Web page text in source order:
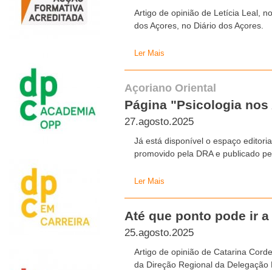
Artigo de opinião de Letícia Leal,
dos Açores, no Diário dos Açores.
Ler Mais
Açoriano Oriental
Página "Psicologia nos
27.agosto.2025
Já está disponível o espaço
promovido pela DRA e publicado
Ler Mais
Até que ponto pode ir
25.agosto.2025
Artigo de opinião de Catarina
da Direção Regional da Delegação